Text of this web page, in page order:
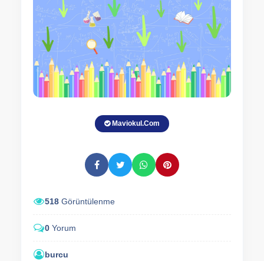
Maviokul.Com
518 Görüntülenme
0 Yorum
burcu